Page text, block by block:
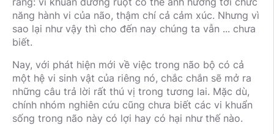
năng hành vi của não, thậm chí cả cảm xúc. Nhưng vì
sao lại như vậy thì cho đến nay chúng ta vẫn ... chưa
biết.
Nay, với phát hiện mới về việc trong não bộ có cả
một hệ vi sinh vật của riêng nó, chắc chắn sẽ mở ra
những câu trả lời rất thú vị trong tương lai. Mặc dù,
chính nhóm nghiên cứu cũng chưa biết các vi khuẩn
sống trong não này có lợi hay có hại như thế nào.